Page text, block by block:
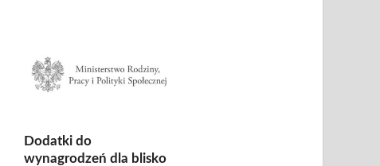
Dodatki do
wynagrodzeń dla blisko